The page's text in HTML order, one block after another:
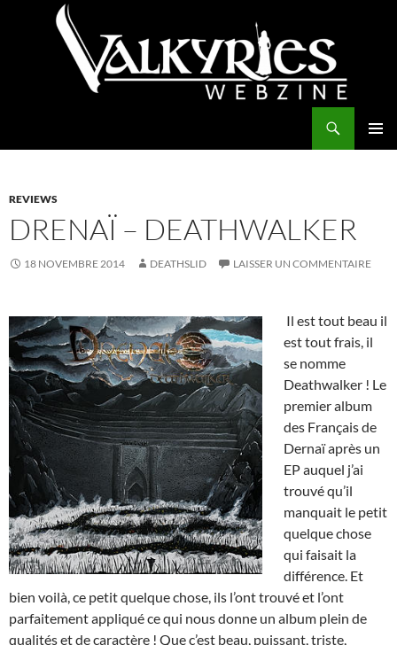
REVIEWS
DRENAÏ – DEATHWALKER
18 NOVEMBRE 2014 DEATHSLID LAISSER UN COMMENTAIRE
Il est tout beau il
est tout frais, il
se nomme
Deathwalker ! Le
premier album
des Français de
Dernaï après un
EP auquel j’ai
trouvé qu’il
manquait le petit
quelque chose
qui faisait la
différence. Et
bien voilà, ce petit quelque chose, ils l’ont trouvé et l’ont
parfaitement appliqué ce qui nous donne un album plein de
qualités et de caractère ! Que c’est beau, puissant, triste,